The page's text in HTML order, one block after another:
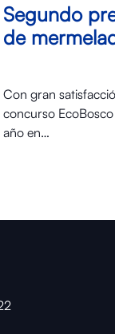
Segundo
de
Con gran
concurso
año en…